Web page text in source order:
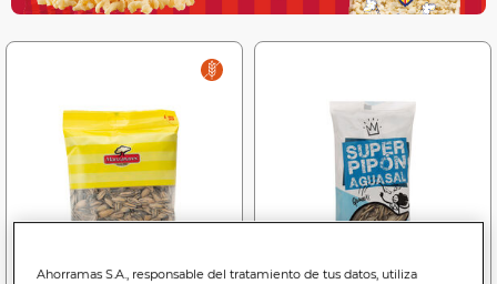
Ahorramas S.A., responsable del tratamiento de tus datos, utiliza